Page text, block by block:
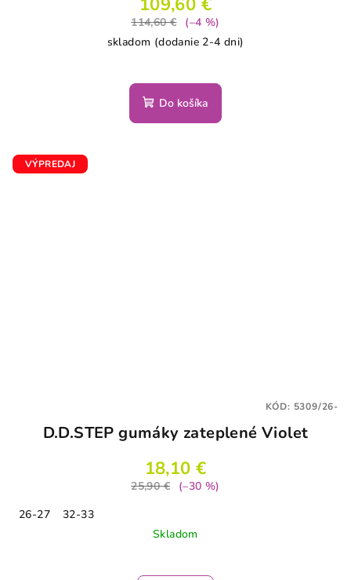
109,60 €
114,60 €
(–4 %)
skladom (dodanie 2-4 dni)
Do košíka
VÝPREDAJ
D.D.STEP gumáky zateplené Violet
18,10 €
25,90 €
(–30 %)
26-27
32-33
Skladom
KÓD: 5309/26-